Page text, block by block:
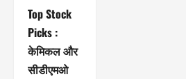
Top Stock
Picks :
केमिकल और
सीडीएमओ